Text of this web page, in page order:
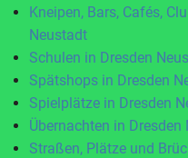
Kneipen, Bars, Cafés,
Neustadt
Schulen in Dresden
Spätshops in Dresden
Spielplätze in Dresden
Übernachten in Dresden
Straßen, Plätze und